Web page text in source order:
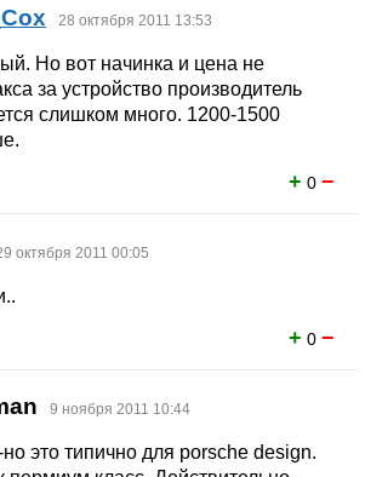
28 октября 2011 13:53
Но вот начинка и цена не
за устройство производитель
слишком много. 1200-1500
+ 0 −
октября 2011 00:05
+ 0 −
9 ноября 2011 10:44
это типично для porsche design.